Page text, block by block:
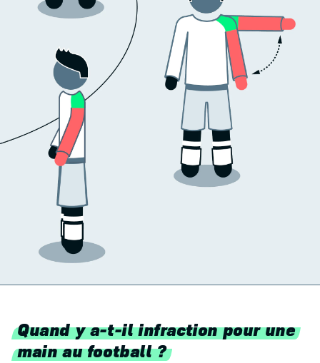
Quand y a-t-il infraction pour une
main au football ?